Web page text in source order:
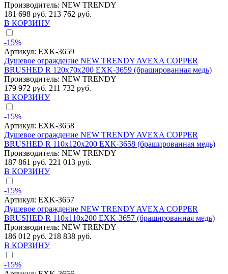
Производитель: NEW TRENDY
181 698 руб. 213 762 руб.
В КОРЗИНУ
-15%
Артикул: EXK-3659
Душевое ограждение NEW TRENDY AVEXA COPPER
BRUSHED R 120x70x200 EXK-3659 (брашированная медь)
Производитель: NEW TRENDY
179 972 руб. 211 732 руб.
В КОРЗИНУ
-15%
Артикул: EXK-3658
Душевое ограждение NEW TRENDY AVEXA COPPER
BRUSHED R 110x120x200 EXK-3658 (брашированная медь)
Производитель: NEW TRENDY
187 861 руб. 221 013 руб.
В КОРЗИНУ
-15%
Артикул: EXK-3657
Душевое ограждение NEW TRENDY AVEXA COPPER
BRUSHED R 110x110x200 EXK-3657 (брашированная медь)
Производитель: NEW TRENDY
186 012 руб. 218 838 руб.
В КОРЗИНУ
-15%